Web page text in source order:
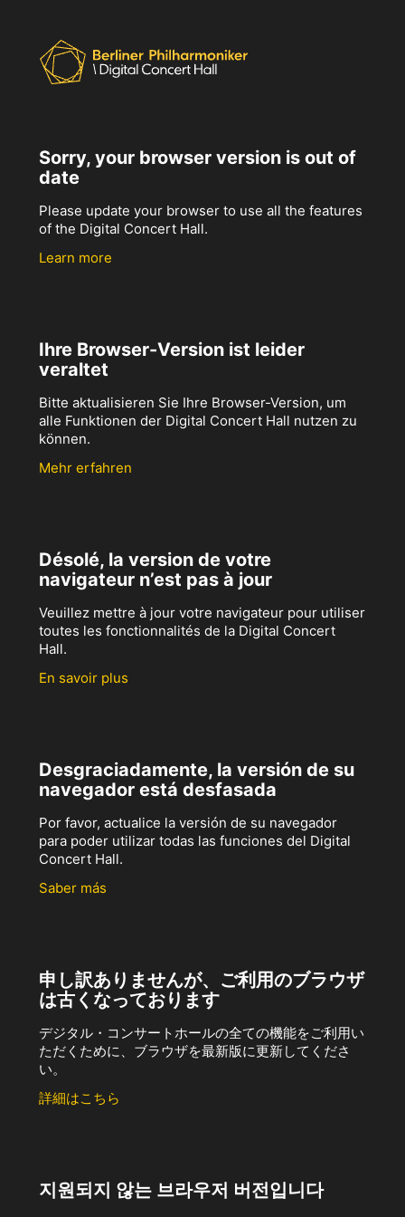
Sorry, your browser version is out of
date
Please update your browser to use all the features
of the Digital Concert Hall.
Learn more
Ihre Browser-Version ist leider
veraltet
Bitte aktualisieren Sie Ihre Browser-Version, um
alle Funktionen der Digital Concert Hall nutzen zu
können.
Mehr erfahren
Désolé, la version de votre
navigateur n’est pas à jour
Veuillez mettre à jour votre navigateur pour utiliser
toutes les fonctionnalités de la Digital Concert
Hall.
En savoir plus
Desgraciadamente, la versión de su
navegador está desfasada
Por favor, actualice la versión de su navegador
para poder utilizar todas las funciones del Digital
Concert Hall.
Saber más
申し訳ありませんが、ご利用のブラウザ
は古くなっております
デジタル・コンサートホールの全ての機能をご利用い
ただくために、ブラウザを最新版に更新してくださ
い。
詳細はこちら
지원되지 않는 브라우저 버전입니다